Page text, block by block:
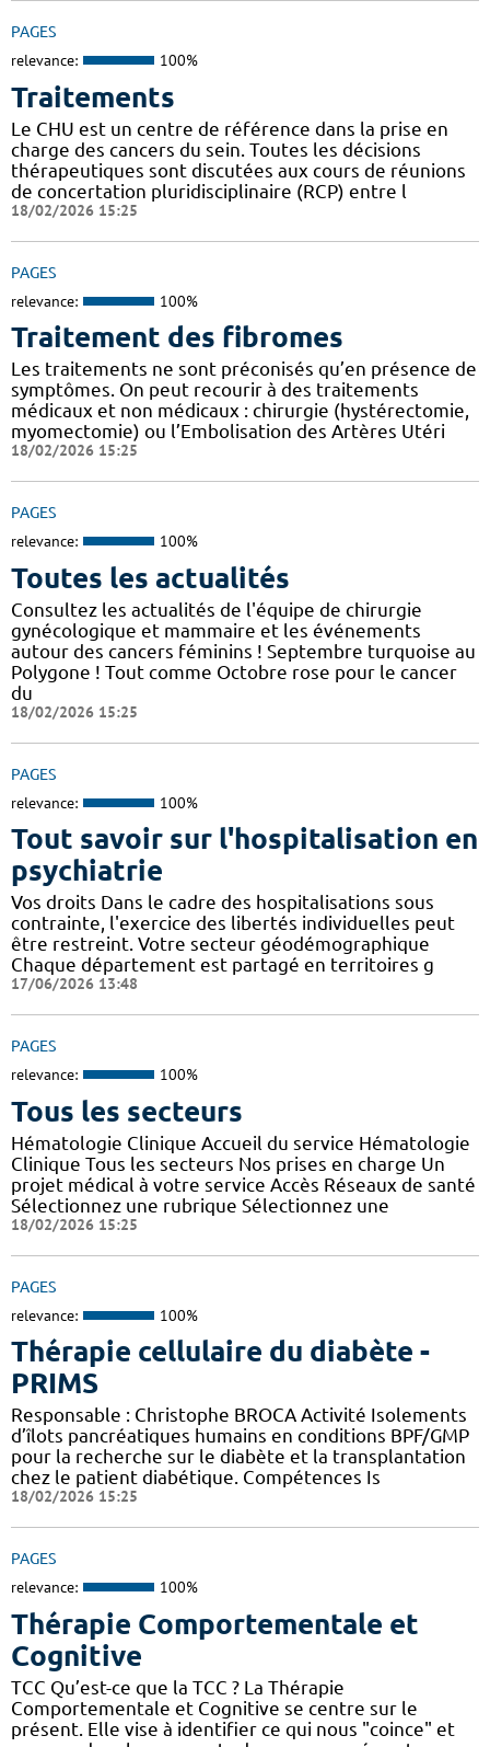
PAGES
relevance: 100%
Traitements
Le CHU est un centre de référence dans la prise en
charge des cancers du sein. Toutes les décisions
thérapeutiques sont discutées aux cours de réunions
de concertation pluridisciplinaire (RCP) entre l
18/02/2026 15:25
PAGES
relevance: 100%
Traitement des fibromes
Les traitements ne sont préconisés qu’en présence de
symptômes. On peut recourir à des traitements
médicaux et non médicaux : chirurgie (hystérectomie,
myomectomie) ou l’Embolisation des Artères Utéri
18/02/2026 15:25
PAGES
relevance: 100%
Toutes les actualités
Consultez les actualités de l'équipe de chirurgie
gynécologique et mammaire et les événements
autour des cancers féminins ! Septembre turquoise au
Polygone ! Tout comme Octobre rose pour le cancer
du
18/02/2026 15:25
PAGES
relevance: 100%
Tout savoir sur l'hospitalisation en
psychiatrie
Vos droits Dans le cadre des hospitalisations sous
contrainte, l'exercice des libertés individuelles peut
être restreint. Votre secteur géodémographique
Chaque département est partagé en territoires g
17/06/2026 13:48
PAGES
relevance: 100%
Tous les secteurs
Hématologie Clinique Accueil du service Hématologie
Clinique Tous les secteurs Nos prises en charge Un
projet médical à votre service Accès Réseaux de santé
Sélectionnez une rubrique Sélectionnez une
18/02/2026 15:25
PAGES
relevance: 100%
Thérapie cellulaire du diabète -
PRIMS
Responsable : Christophe BROCA Activité Isolements
d’îlots pancréatiques humains en conditions BPF/GMP
pour la recherche sur le diabète et la transplantation
chez le patient diabétique. Compétences Is
18/02/2026 15:25
PAGES
relevance: 100%
Thérapie Comportementale et
Cognitive
TCC Qu’est-ce que la TCC ? La Thérapie
Comportementale et Cognitive se centre sur le
présent. Elle vise à identifier ce qui nous "coince" et